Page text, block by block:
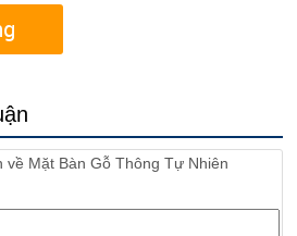
về Mặt Bàn Gỗ Thông Tự Nhiên